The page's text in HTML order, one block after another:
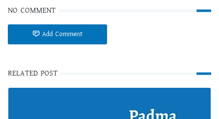
NO COMMENT
Add Comment
RELATED POST